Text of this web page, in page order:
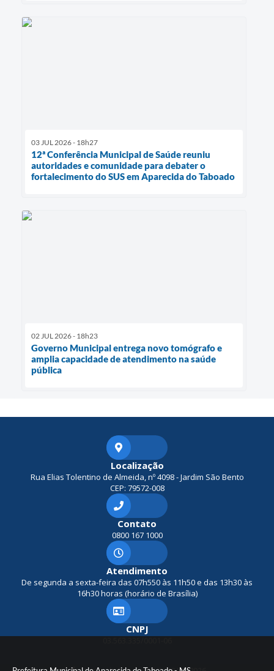
03 JUL 2026 - 18h27
12ª Conferência Municipal de Saúde reuniu
autoridades e comunidade para debater o
fortalecimento do SUS em Aparecida do Taboado
02 JUL 2026 - 18h23
Governo Municipal entrega novo tomógrafo e
amplia capacidade de atendimento na saúde
pública
Localização
Rua Elias Tolentino de Almeida, nº 4098 - Jardim São Bento
CEP: 79572-008
Contato
0800 167 1000
Atendimento
De segunda a sexta-feira das 07h550 às 11h50 e das 13h30 às
16h30 horas (horário de Brasília)
CNPJ